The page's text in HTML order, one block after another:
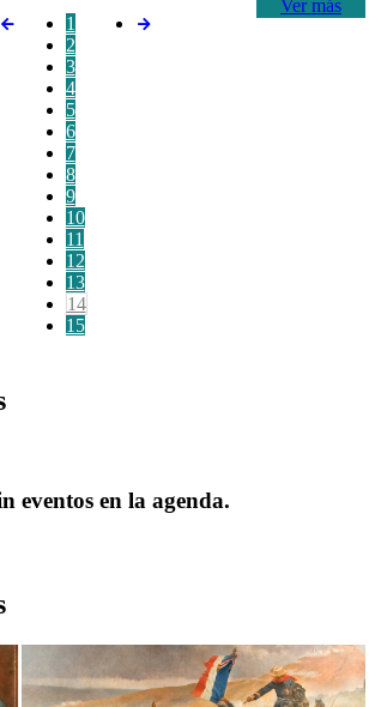
Ver más
1
2
3
4
5
6
7
8
9
10
11
12
13
14
15
eventos en la agenda.